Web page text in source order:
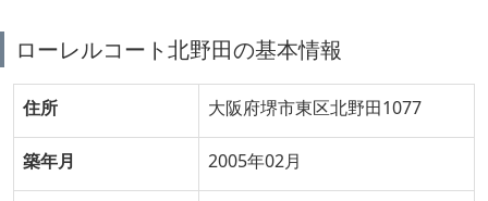
ローレルコート北野田の基本情報
住所 大阪府堺市東区北野田1077
築年月 2005年02月